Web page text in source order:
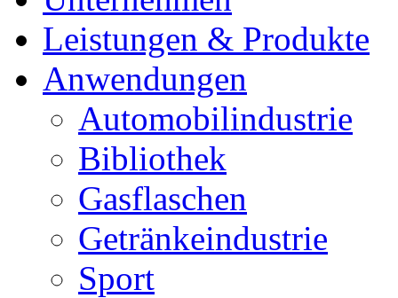
Leistungen & Produkte
Anwendungen
Automobilindustrie
Bibliothek
Gasflaschen
Getränkeindustrie
Sport